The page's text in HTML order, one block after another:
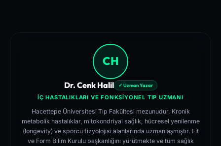
CH
Dr. Cenk Halil ✓ Uzman Yazar
İÇ HASTALIKLARI VE FONKSIYONEL TIP UZMANI
Hacettepe Üniversitesi Tıp Fakültesi mezunudur. Kronik
metabolik hastalıklar, mitokondriyal sağlık, hücresel yenilenme
(longevity) ve sporcu fizyolojisi alanlarında uzmanlaşmıştır. Fit
ve Form Bilim Kurulu başkanlığını yürütmekte ve tüm sağlık